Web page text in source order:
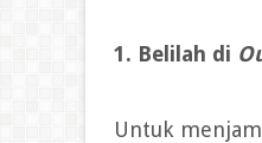
1. Belilah di
Untuk